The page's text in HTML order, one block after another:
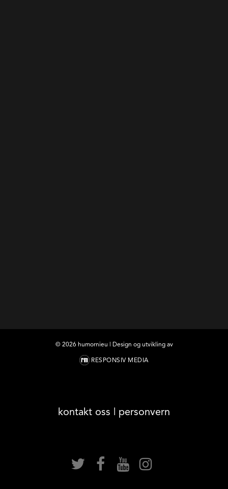
© 2026humornieu | Design og utvikling av
RESPONSIV MEDIA
kontakt oss | personvern